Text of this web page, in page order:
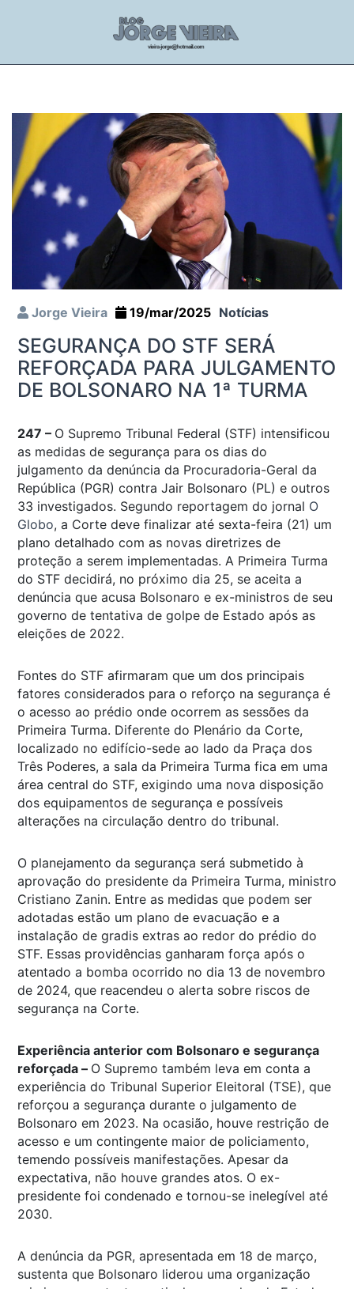
Jorge Vieira 19/mar/2025 Notícias
SEGURANÇA DO STF SERÁ
REFORÇADA PARA JULGAMENTO
DE BOLSONARO NA 1ª TURMA
247 – O Supremo Tribunal Federal (STF) intensificou
as medidas de segurança para os dias do
julgamento da denúncia da Procuradoria-Geral da
República (PGR) contra Jair Bolsonaro (PL) e outros
33 investigados. Segundo reportagem do jornal O
Globo, a Corte deve finalizar até sexta-feira (21) um
plano detalhado com as novas diretrizes de
proteção a serem implementadas. A Primeira Turma
do STF decidirá, no próximo dia 25, se aceita a
denúncia que acusa Bolsonaro e ex-ministros de seu
governo de tentativa de golpe de Estado após as
eleições de 2022.
Fontes do STF afirmaram que um dos principais
fatores considerados para o reforço na segurança é
o acesso ao prédio onde ocorrem as sessões da
Primeira Turma. Diferente do Plenário da Corte,
localizado no edifício-sede ao lado da Praça dos
Três Poderes, a sala da Primeira Turma fica em uma
área central do STF, exigindo uma nova disposição
dos equipamentos de segurança e possíveis
alterações na circulação dentro do tribunal.
O planejamento da segurança será submetido à
aprovação do presidente da Primeira Turma, ministro
Cristiano Zanin. Entre as medidas que podem ser
adotadas estão um plano de evacuação e a
instalação de gradis extras ao redor do prédio do
STF. Essas providências ganharam força após o
atentado a bomba ocorrido no dia 13 de novembro
de 2024, que reacendeu o alerta sobre riscos de
segurança na Corte.
Experiência anterior com Bolsonaro e segurança
reforçada – O Supremo também leva em conta a
experiência do Tribunal Superior Eleitoral (TSE), que
reforçou a segurança durante o julgamento de
Bolsonaro em 2023. Na ocasião, houve restrição de
acesso e um contingente maior de policiamento,
temendo possíveis manifestações. Apesar da
expectativa, não houve grandes atos. O ex-
presidente foi condenado e tornou-se inelegível até
2030.
A denúncia da PGR, apresentada em 18 de março,
sustenta que Bolsonaro liderou uma organização